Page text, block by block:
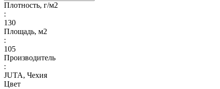
Плотность, г/м2
:
130
Площадь, м2
:
105
Производитель
:
JUTA, Чехия
Цвет